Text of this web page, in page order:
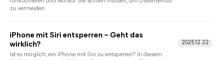
iCloud-Code vergessen? So stellen Sie den
iCloud-Code vergessen? Dieser Artikel beschreibt Ihnen, wie
Ihr iCloud-Passwort wiederherstellen und iCloud-
Aktivierungssperre entfernen. Die Methoden werden vorgestellt.